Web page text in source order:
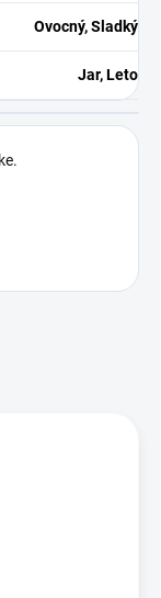
Ovocný, Sladký
Jar, Leto